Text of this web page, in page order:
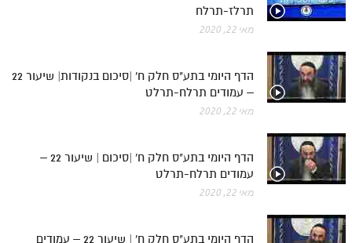
תרלז-תרלח
מאי 22, 2020
הדף היומי בתע"ס חלק ח' |סיכום בנקודות| שיעור 22
– עמודים תרלח-תרלט
מאי 22, 2020
הדף היומי בתע"ס חלק ח' |סיכום | שיעור 22 –
עמודים תרלח-תרלט
מאי 22, 2020
הדף היומי בתע"ס חלק ח' | שיעור 22 – עמודים